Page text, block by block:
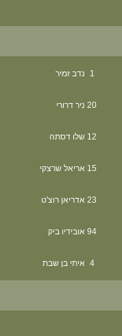
1 נדב זמיר
20 ניר דרורי
12 שלו דסתה
15 אריאל שרצקי
23 אדריאן רוצ'ט
94 אובידיו ביק
4 איתי בן שבת